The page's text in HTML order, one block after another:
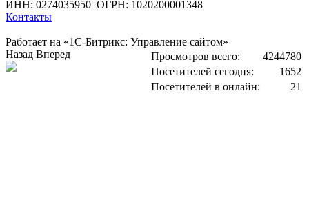
ИНН: 0274035950 ОГРН: 1020200001348
Контакты
Работает на «1С-Битрикс: Управление сайтом»
Просмотров всего:
4244780
Посетителей сегодня:
1652
Посетителей в онлайн:
21
Назад Вперед